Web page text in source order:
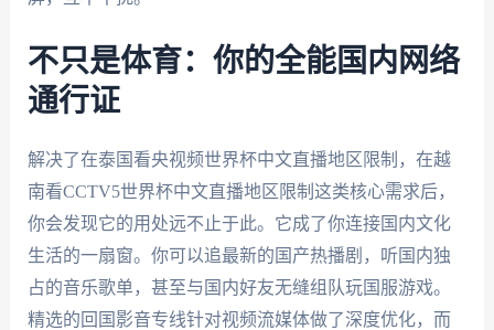
不只是体育：你的全能国内网络
通行证
解决了在泰国看央视频世界杯中文直播地区限制，在越
南看CCTV5世界杯中文直播地区限制这类核心需求后，
你会发现它的用处远不止于此。它成了你连接国内文化
生活的一扇窗。你可以追最新的国产热播剧，听国内独
占的音乐歌单，甚至与国内好友无缝组队玩国服游戏。
精选的回国影音专线针对视频流媒体做了深度优化，而